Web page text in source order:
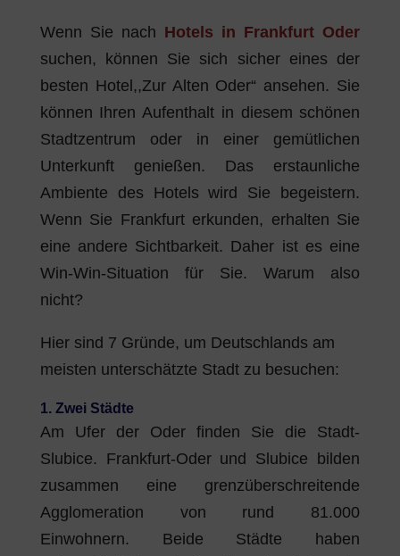
Wenn Sie nach Hotels in Frankfurt Oder
suchen, können Sie sich sicher eines der
besten Hotel,,Zur Alten Oder“ ansehen. Sie
können Ihren Aufenthalt in diesem schönen
Stadtzentrum oder in einer gemütlichen
Unterkunft genießen. Das erstaunliche
Ambiente des Hotels wird Sie begeistern.
Wenn Sie Frankfurt erkunden, erhalten Sie
eine andere Sichtbarkeit. Daher ist es eine
Win-Win-Situation für Sie. Warum also
nicht?
Hier sind 7 Gründe, um Deutschlands am
meisten unterschätzte Stadt zu besuchen:
1. Zwei Städte
Am Ufer der Oder finden Sie die Stadt-
Slubice. Frankfurt-Oder und Slubice bilden
zusammen eine grenzüberschreitende
Agglomeration von rund 81.000
Einwohnern. Beide Städte haben